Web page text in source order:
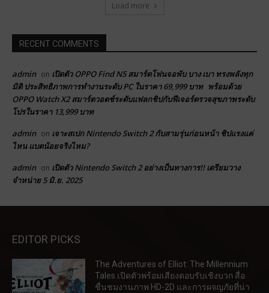
Load more
RECENT COMMENTS
admin on เปิดตัว OPPO Find N5 สมาร์ตโฟนจอพับ บาง เบา ทรงพลังทุก
มิติ ประสิทธิภาพการทำงานระดับ PC ในราคา 69,999 บาท พร้อมด้วย
OPPO Watch X2 สมาร์ตวอตช์ระดับแฟลกชิปกับฟีเจอร์ตรวจสุขภาพระดับ
โปรในราคา 13,999 บาท
admin on เจาะสเปก Nintendo Switch 2 กับสามรุ่นก่อนหน้า ชิปแรงแค่
ไหน แบตน้อยจริงไหม?
admin on เปิดตัว Nintendo Switch 2 อย่างเป็นทางการ!! เตรียมวาง
จำหน่าย 5 มิ.ย. 2025
EDITOR PICKS
The Adventures of Elliot: The Millennium
Tales เปิดตัวพร้อมเสียงตอบรับเชิงบวก สื่อ
ชื่นชมงานภาพ HD-2D และการผจญภัยที่น่า